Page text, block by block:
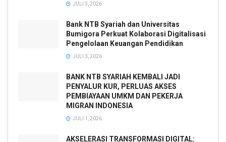
JULI 3, 2026
Bank NTB Syariah dan Universitas
Bumigora Perkuat Kolaborasi Digitalisasi
Pengelolaan Keuangan Pendidikan
JULI 3, 2026
BANK NTB SYARIAH KEMBALI JADI
PENYALUR KUR, PERLUAS AKSES
PEMBIAYAAN UMKM DAN PEKERJA
MIGRAN INDONESIA
JULI 1, 2026
AKSELERASI TRANSFORMASI DIGITAL: